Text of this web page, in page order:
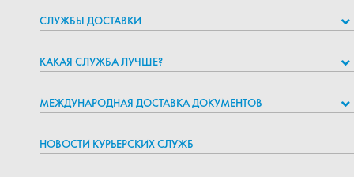
СЛУЖБЫ ДОСТАВКИ
КАКАЯ СЛУЖБА ЛУЧШЕ?
МЕЖДУНАРОДНАЯ ДОСТАВКА ДОКУМЕНТОВ
НОВОСТИ КУРЬЕРСКИХ СЛУЖБ